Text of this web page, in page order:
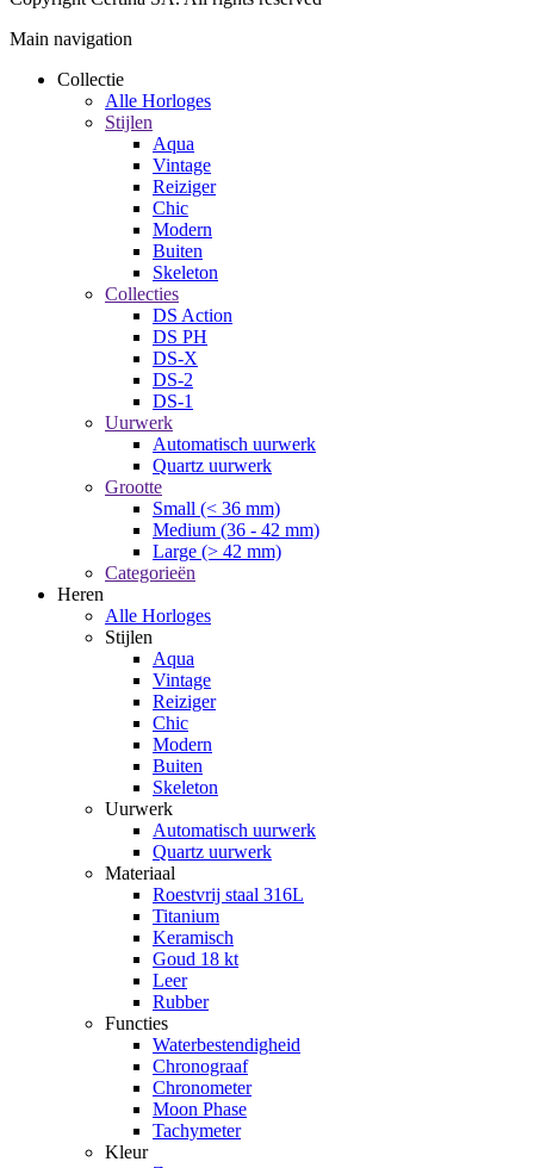
Main navigation
Collectie
Alle Horloges
Stijlen
Aqua
Vintage
Reiziger
Chic
Modern
Buiten
Skeleton
Collecties
DS Action
DS PH
DS-X
DS-2
DS-1
Uurwerk
Automatisch uurwerk
Quartz uurwerk
Grootte
Small (< 36 mm)
Medium (36 - 42 mm)
Large (> 42 mm)
Categorieën
Heren
Alle Horloges
Stijlen
Aqua
Vintage
Reiziger
Chic
Modern
Buiten
Skeleton
Uurwerk
Automatisch uurwerk
Quartz uurwerk
Materiaal
Roestvrij staal 316L
Titanium
Keramisch
Goud 18 kt
Leer
Rubber
Functies
Waterbestendigheid
Chronograaf
Chronometer
Moon Phase
Tachymeter
Kleur